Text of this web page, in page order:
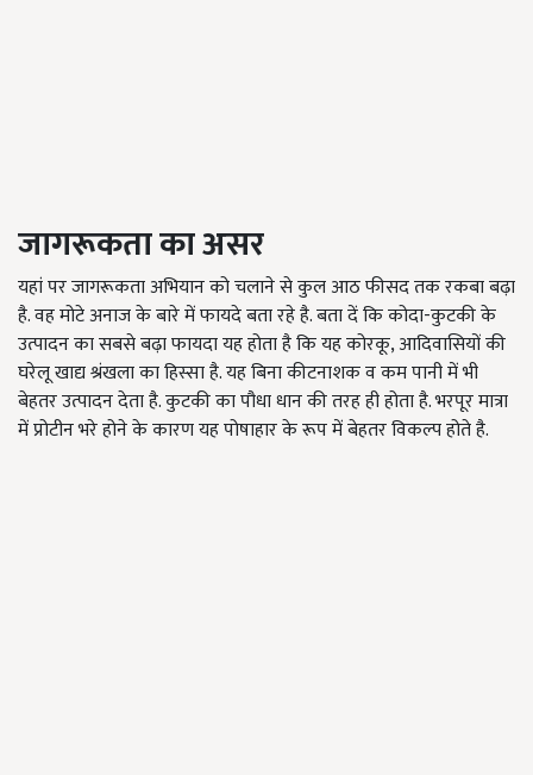
जागरूकता का असर
यहां पर जागरूकता अभियान को चलाने से कुल आठ फीसद तक रकबा बढ़ा
है. वह मोटे अनाज के बारे में फायदे बता रहे है. बता दें कि कोदा-कुटकी के
उत्पादन का सबसे बढ़ा फायदा यह होता है कि यह कोरकू, आदिवासियों की
घरेलू खाद्य श्रंखला का हिस्सा है. यह बिना कीटनाशक व कम पानी में भी
बेहतर उत्पादन देता है. कुटकी का पौधा धान की तरह ही होता है. भरपूर मात्रा
में प्रोटीन भरे होने के कारण यह पोषाहार के रूप में बेहतर विकल्प होते है.